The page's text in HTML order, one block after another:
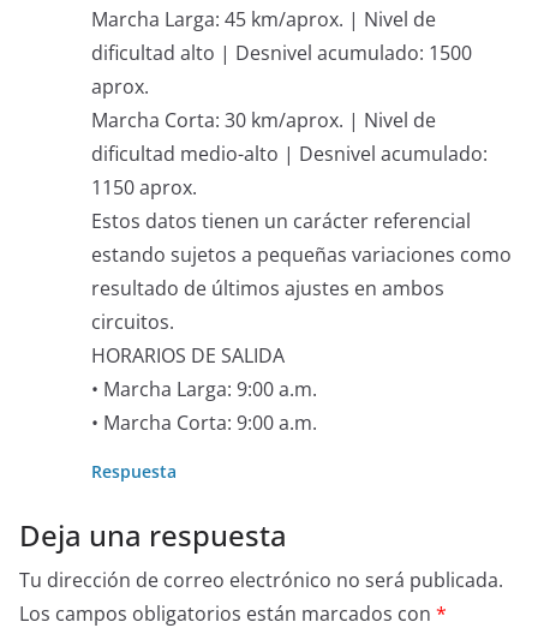
Marcha Larga: 45 km/aprox. | Nivel de
dificultad alto | Desnivel acumulado: 1500
aprox.
Marcha Corta: 30 km/aprox. | Nivel de
dificultad medio-alto | Desnivel acumulado:
1150 aprox.
Estos datos tienen un carácter referencial
estando sujetos a pequeñas variaciones como
resultado de últimos ajustes en ambos
circuitos.
HORARIOS DE SALIDA
• Marcha Larga: 9:00 a.m.
• Marcha Corta: 9:00 a.m.
Respuesta
Deja una respuesta
Tu dirección de correo electrónico no será publicada.
Los campos obligatorios están marcados con *